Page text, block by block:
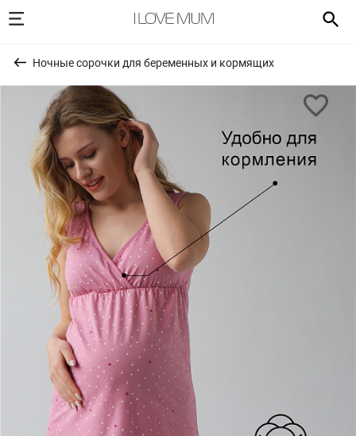
Ночные сорочки для беременных и кормящих